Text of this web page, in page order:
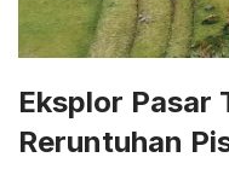
Eksplor Pasar
Reruntuhan